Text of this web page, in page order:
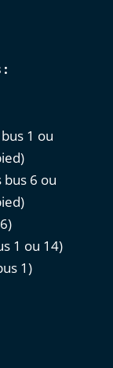
:
1 ou
bus 6 ou
1 ou 14)
1)